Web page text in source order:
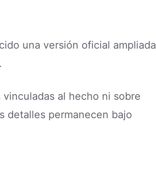
una versión oficial ampliada
al hecho ni sobre
detalles permanecen bajo